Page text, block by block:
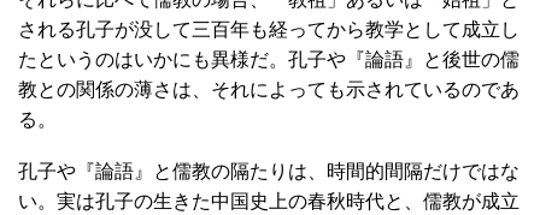
される孔子が没して三百年も経ってから教学として成立し
たというのはいかにも異様だ。孔子や『論語』と後世の儒
教との関係の薄さは、それによっても示されているのであ
る。
孔子や『論語』と儒教の隔たりは、時間的間隔だけではな
い。実は孔子の生きた中国史上の春秋時代と、儒教が成立